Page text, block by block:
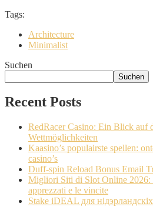
Tags:
Architecture
Minimalist
Suchen
Suchen
Recent Posts
RedRacer Casino: Ein Blick auf
Wettmöglichkeiten
Kaasino’s populairste spellen:
casino’s
Duff-spin Reload Bonus Email
Migliori Siti di Slot Online 2026:
apprezzati e le vincite
Stake iDEAL для